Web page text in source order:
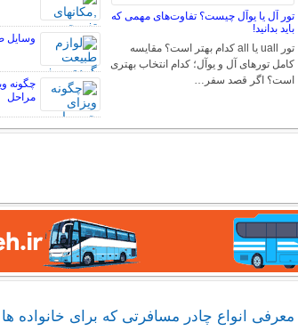
تور آل یا یوآل چیست؟ تفاوت‌های مهمی که
باید بدانید!
تور uall یا all کدام بهتر است؟ مقایسه
کامل تورهای آل و یوآل؛ کدام انتخاب بهتری
است؟ اگر قصد سفر…
وسایل
چگونه
مراحل
معرفی انواع چادر مسافرتی که برای خانواده